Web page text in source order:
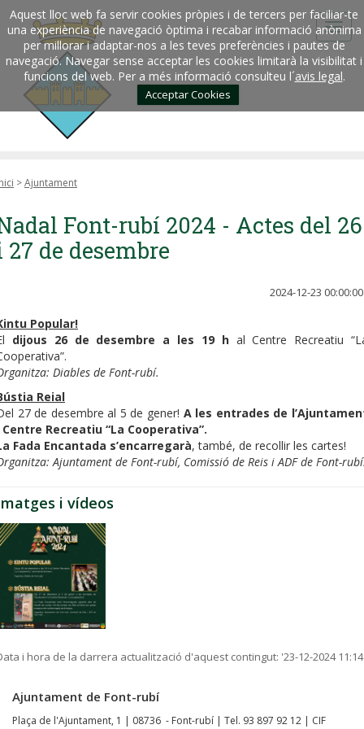
Aquest lloc web fa servir cookies pròpies i de tercers per faciliar-te
una experiència de navegació òptima i recabar informació anònima
per millorar i adaptar-nos a les teves preferències i pautes de
navegació. Navegar sense acceptar les cookies limitarà la visibilitat i
funcions del web. Per a més informació consulteu l´avis legal.
Acceptar Cookies
>Ajuntament
Font-rubí 2024 - Actes del 26
27 de desembre
2024-12-23 00:00:00
Popular!
dijous 26 de desembre a les 19 hal Centre Recreatiu
Diables de Font-rubí.
Reial
27 de desembre al 5 de gener! A les entrades de
Recreatiu “La Cooperativa”.
Fada Encantada s’encarregarà, també, de recollir les cartes!
Ajuntament de Font-rubí, Comissió de Reis i ADF de Font-
i vídeos
i hora de la darrera actualització d'aquest contingut: '23-12-2024 11:14
Ajuntament de Font-rubí
Plaça de l'Ajuntament, 1 | 08736 - Font-rubí | Tel. 93 897 92 12 | CIF